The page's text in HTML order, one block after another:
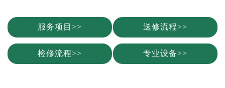
服务项目>> 送修流程>>
检修流程>> 专业设备>>